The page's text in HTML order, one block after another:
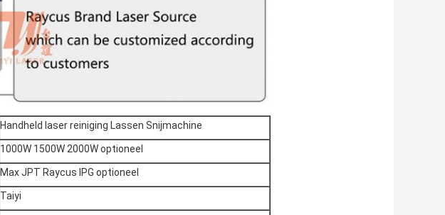
Handheld laser reiniging Lassen Snijmachine
1000W 1500W 2000W optioneel
Max JPT Raycus IPG optioneel
Taiyi